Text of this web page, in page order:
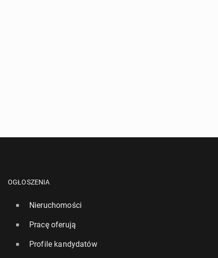
OGŁOSZENIA
Nieruchomości
Pracę oferują
Profile kandydatów